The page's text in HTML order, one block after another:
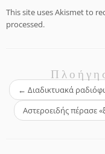
This site uses Akismet to
processed.
← Διαδικτυακά
Αστεροειδής πέρασε